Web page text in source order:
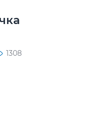
1308